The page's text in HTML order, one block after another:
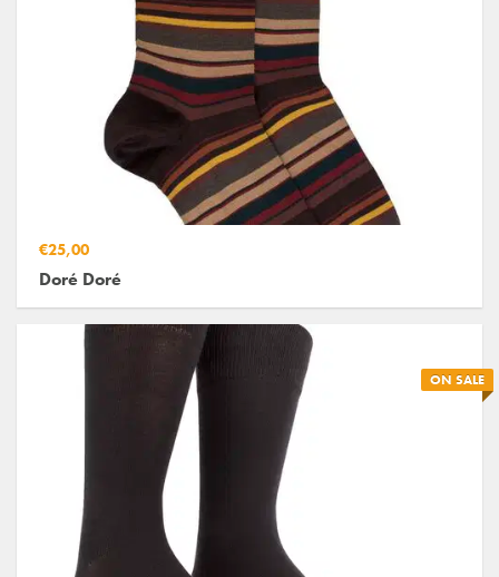
€25,00
Doré Doré
ON SALE